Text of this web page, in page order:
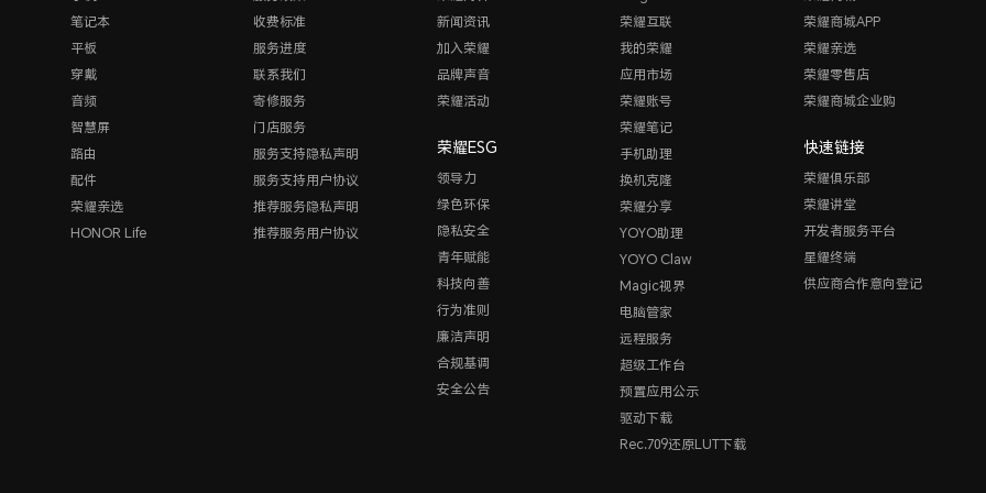
笔记本
平板
穿戴
音频
智慧屏
路由
配件
荣耀亲选
HONOR Life
收费标准
服务进度
联系我们
寄修服务
门店服务
服务支持隐私声明
服务支持用户协议
推荐服务隐私声明
推荐服务用户协议
新闻资讯
加入荣耀
品牌声音
荣耀活动
荣耀ESG
领导力
绿色环保
隐私安全
青年赋能
科技向善
行为准则
廉洁声明
合规基调
安全公告
荣耀互联
我的荣耀
应用市场
荣耀账号
荣耀笔记
手机助理
换机克隆
荣耀分享
YOYO助理
YOYO Claw
Magic视界
电脑管家
远程服务
超级工作台
预置应用公示
驱动下载
Rec.709还原LUT下载
荣耀商城APP
荣耀亲选
荣耀零售店
荣耀商城企业购
快速链接
荣耀俱乐部
荣耀讲堂
开发者服务平台
星耀终端
供应商合作意向登记